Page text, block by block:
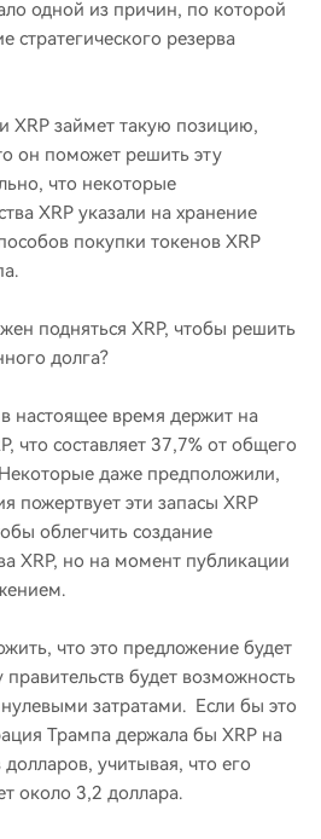
одной из причин, по которой
стратегического резерва
XRP займет такую ​​позицию,
он поможет решить эту
что некоторые
XRP указали на хранение
покупки токенов XRP
подняться XRP, чтобы решить
долга?
настоящее время держит на
что составляет 37,7% от общего
даже предположили,
пожертвует эти запасы XRP
облегчить создание
XRP, но на момент публикации
что это предложение будет
правительств будет возможность
затратами. Если бы это
Трампа держала бы XRP на
учитывая, что его
около 3,2 доллара.